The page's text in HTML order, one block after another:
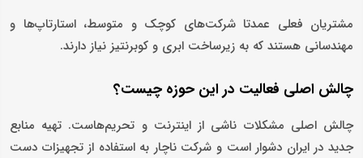
مشتریان فعلی عمدتا شرکت‌های کوچک و متوسط، استارتاپ‌ها و
مهندسانی هستند که به زیرساخت ابری و کوبرنتیز نیاز دارند.
چالش اصلی فعالیت در این حوزه چیست؟
چالش اصلی مشکلات ناشی از اینترنت و تحریم‌هاست. تهیه منابع
جدید در ایران دشوار است و شرکت ناچار به استفاده از تجهیزات دست